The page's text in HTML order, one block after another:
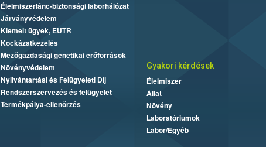
Élelmiszerlánc-biztonsági laborhálózat
Járványvédelem
Kiemelt ügyek, EUTR
Kockázatkezelés
Mezőgazdasági genetikai erőforrások
Növényvédelem
Nyilvántartási és Felügyeleti Díj
Rendszerszervezés és felügyelet
Termékpálya-ellenőrzés
Gyakori kérdések
Élelmiszer
Állat
Növény
Laboratóriumok
Labor/Egyéb